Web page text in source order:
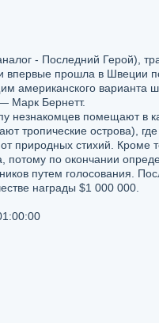
- Последний Герой),
прошла в Швеции
американского варианта
Марк Бернетт.
незнакомцев помещают в
тропические острова),
природных стихий. Кроме
потому по окончании
путем голосования.
награды $1 000 000.